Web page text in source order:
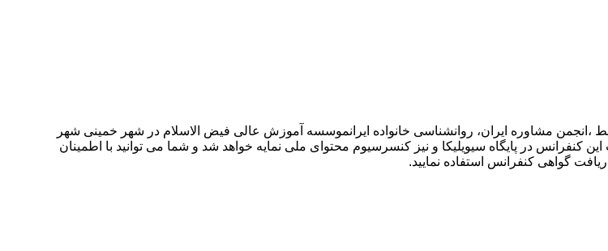
پژوهش های نوین در روانشناسی و علوم رفتاری در تاریخ ۳۱ شهریور ۱۴۰۰ توسط ،انجمن مشاوره ایران، روانشناسی خانواده ایرانموسسه آموزش عالی فیض الاسلام در شهر خمینی شهر
کنفرانس در پایگاه سیویلیکا و نیز کنسرسیوم محتوای ملی نمایه خواهد شد و شما می توانید با اطمینان
گواهی کنفرانس استفاده نمایید.